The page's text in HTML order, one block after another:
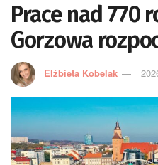
Prace nad 770
Gorzowa
Elżbieta Kobelak